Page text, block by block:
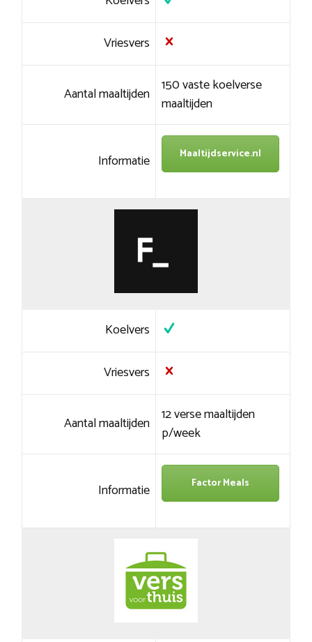
Vriesvers
Aantal maaltijden 150 vaste koelverse
maaltijden
Informatie Maaltijdservice.nl
Koelvers
Vriesvers
Aantal maaltijden 12 verse maaltijden
p/week
Informatie Factor Meals